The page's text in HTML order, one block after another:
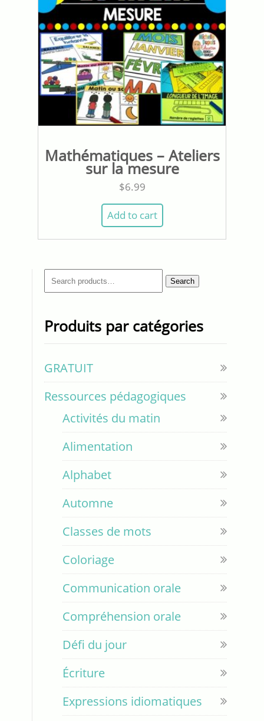
Mathématiques – Ateliers
sur la mesure
$6.99
Add to cart
Search
for:
Search
Produits par catégories
GRATUIT
Ressources pédagogiques
Activités du matin
Alimentation
Alphabet
Automne
Classes de mots
Coloriage
Communication orale
Compréhension orale
Défi du jour
Écriture
Expressions idiomatiques